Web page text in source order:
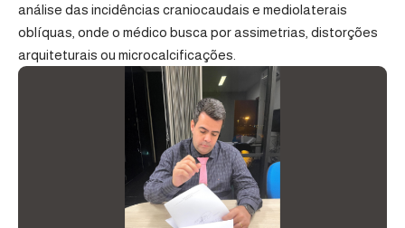
análise das incidências craniocaudais e mediolaterais
oblíquas, onde o médico busca por assimetrias, distorções
arquiteturais ou microcalcificações.